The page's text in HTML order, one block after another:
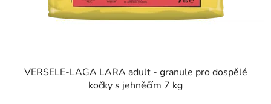
VERSELE-LAGA LARA adult - granule pro dospělé
kočky s jehněčím 7 kg